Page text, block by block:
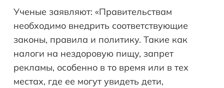
Ученые заявляют: «Правительствам
необходимо внедрить соответствующие
законы, правила и политику. Такие как
налоги на нездоровую пищу, запрет
рекламы, особенно в то время или в тех
местах, где ее могут увидеть дети,